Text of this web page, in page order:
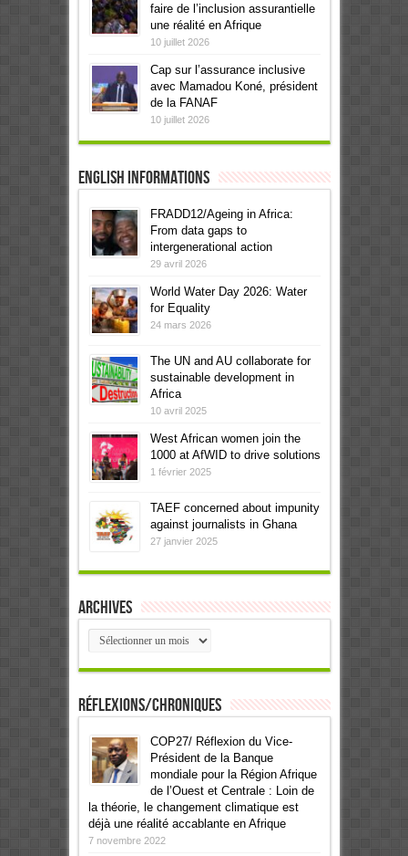
faire de l’inclusion assurantielle
une réalité en Afrique
10 juillet 2026
Cap sur l’assurance inclusive
avec Mamadou Koné, président
de la FANAF
10 juillet 2026
English informations
FRADD12/Ageing in Africa:
From data gaps to
intergenerational action
29 avril 2026
World Water Day 2026: Water
for Equality
24 mars 2026
The UN and AU collaborate for
sustainable development in
Africa
10 avril 2025
West African women join the
1000 at AfWID to drive solutions
1 février 2025
TAEF concerned about impunity
against journalists in Ghana
27 janvier 2025
Archives
Archives
Réflexions/Chroniques
COP27/ Réflexion du Vice-
Président de la Banque
mondiale pour la Région Afrique
de l’Ouest et Centrale : Loin de
la théorie, le changement climatique est
déjà une réalité accablante en Afrique
7 novembre 2022